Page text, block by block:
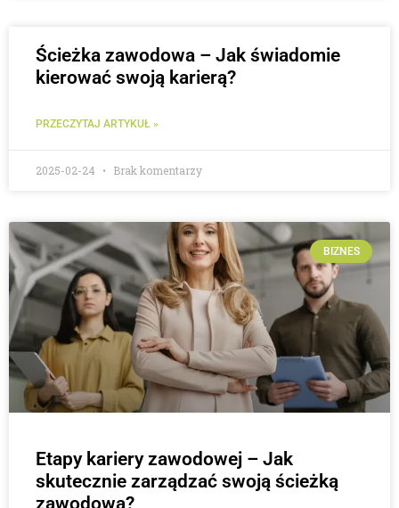
Ścieżka zawodowa – Jak świadomie
kierować swoją karierą?
PRZECZYTAJ ARTYKUŁ »
2025-02-24 Brak komentarzy
BIZNES
Etapy kariery zawodowej – Jak
skutecznie zarządzać swoją ścieżką
zawodową?